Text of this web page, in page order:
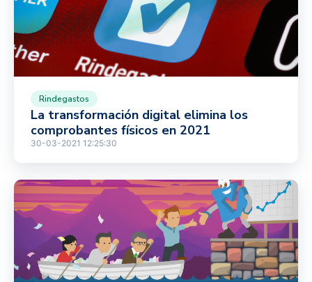
Rindegastos
La transformación digital elimina los
comprobantes físicos en 2021
30-03-2021 12:25:30